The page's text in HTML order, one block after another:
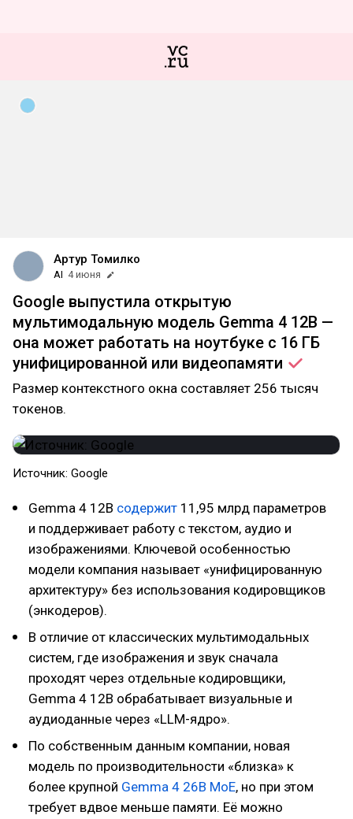
Артур Томилко
AI 4 июня
Google выпустила открытую
мультимодальную модель Gemma 4 12B —
она может работать на ноутбуке с 16 ГБ
унифицированной или видеопамяти
Размер контекстного окна составляет 256 тысяч
токенов.
Источник: Google
Gemma 4 12B содержит 11,95 млрд параметров
и поддерживает работу с текстом, аудио и
изображениями. Ключевой особенностью
модели компания называет «унифицированную
архитектуру» без использования кодировщиков
(энкодеров).
В отличие от классических мультимодальных
систем, где изображения и звук сначала
проходят через отдельные кодировщики,
Gemma 4 12B обрабатывает визуальные и
аудиоданные через «LLM-ядро».
По собственным данным компании, новая
модель по производительности «близка» к
более крупной Gemma 4 26B MoE, но при этом
требует вдвое меньше памяти. Её можно